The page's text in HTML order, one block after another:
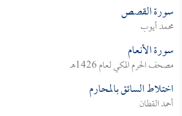
سورة القصص
محمد أيوب
سورة الأنعام
مصحف الحرم المكي لعام 1426هـ
اختلاط السائق بالمحارم
أحمد القطان